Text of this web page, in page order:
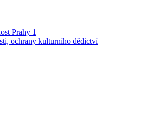
Prahy 1
ochrany kulturního dědictví